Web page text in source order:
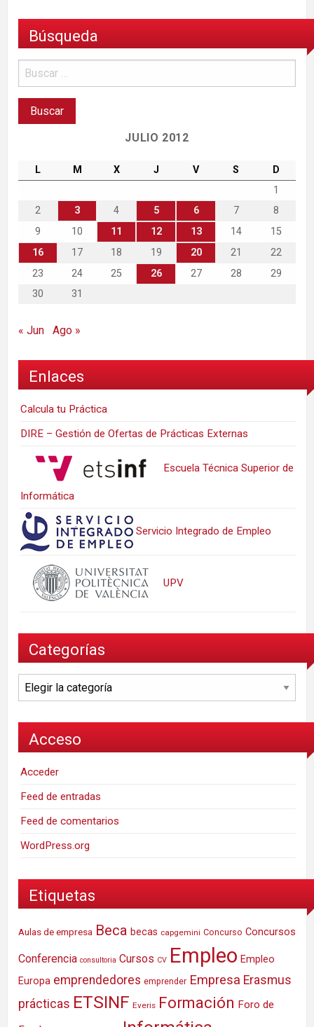
Búsqueda
JULIO 2012
L M X J V S
D
1
2
3 4 5 6 7
8
9
10 11 12 13 14
15
16
17 18 19 20 21
22
23
24 25 26 27 28
29
30
31
« Jun Ago »
Enlaces
Calcula tu Práctica
DIRE – Gestión de Ofertas de Prácticas Externas
Escuela Técnica Superior de
Informática
Servicio Integrado de Empleo
UPV
Categorías
Categorías
Acceso
Acceder
Feed de entradas
Feed de comentarios
WordPress.org
Etiquetas
Aulas de empresa Beca becas capgemini Concurso Concursos
Conferencia consultoria Cursos CV Empleo Empleo
Europa emprendedores emprender Empresa Erasmus
prácticas ETSINF Everis Formación Foro de